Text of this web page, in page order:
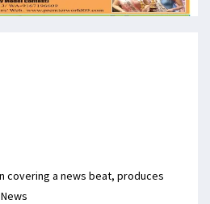
covering a news beat, produces